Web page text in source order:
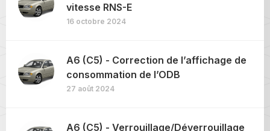
vitesse RNS-E
16 octobre 2024
A6 (C5) - Correction de l’affichage de
consommation de l’ODB
27 août 2024
A6 (C5) - Verrouillage/Déverrouillage